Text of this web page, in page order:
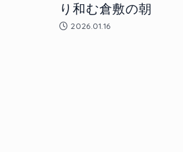
り和む倉敷の朝
2026.01.16